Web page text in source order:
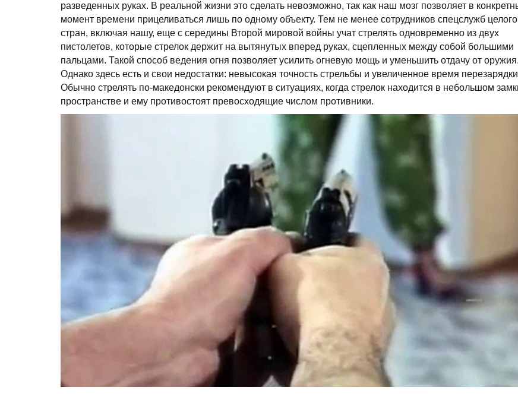
разведенных руках. В реальной жизни это сделать невозможно, так как наш мозг позволяет в
момент времени прицеливаться лишь по одному объекту. Тем не менее сотрудников спецслужб
стран, включая нашу, еще с середины Второй мировой войны учат стрелять одновременно из двух
пистолетов, которые стрелок держит на вытянутых вперед руках, сцепленных между собой большими
пальцами. Такой способ ведения огня позволяет усилить огневую мощь и уменьшить отдачу от оружия.
Однако здесь есть и свои недостатки: невысокая точность стрельбы и увеличенное время
Обычно стрелять по-македонски рекомендуют в ситуациях, когда стрелок находится в небольшом
пространстве и ему противостоят превосходящие числом противники.